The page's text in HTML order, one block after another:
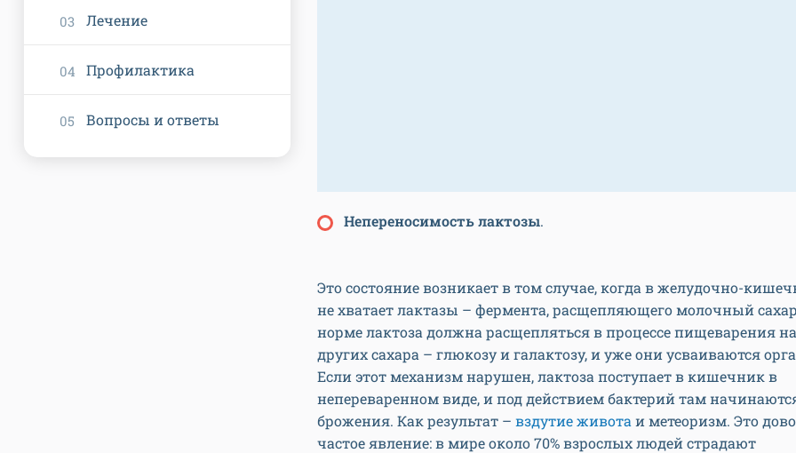
Непереносимость лактозы.
Это состояние возникает в том случае, когда в желудочно-
не хватает лактазы – фермента, расщепляющего молочный
норме лактоза должна расщепляться в процессе пищеварения
других сахара – глюкозу и галактозу, и уже они усваиваются
Если этот механизм нарушен, лактоза поступает в кишечник в
непереваренном виде, и под действием бактерий там
брожения. Как результат – вздутие живота и метеоризм. Это
частое явление: в мире около 70% взрослых людей страдают
Лечение
Профилактика
Вопросы и ответы